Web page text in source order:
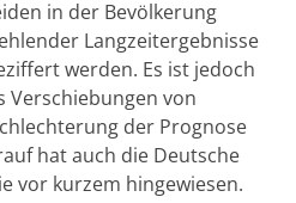
in der Bevölkerung
Langzeitergebnisse
werden. Es ist jedoch
Verschiebungen von
der Prognose
hat auch die Deutsche
vor kurzem hingewiesen.